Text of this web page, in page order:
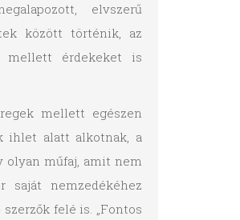
elvszerű
között történik, az
mellett érdekeket is
mellett egészen
ihlet alatt alkotnak, a
olyan műfaj, amit nem
saját nemzedékéhez
felé is. „Fontos